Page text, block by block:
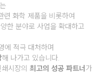
련 화학 제품을 비롯하여
한 분야로 사업을 확대하고
에 적극 대처하며
해 나가고 있습니다.
시장의 최고의 성공 파트너 가